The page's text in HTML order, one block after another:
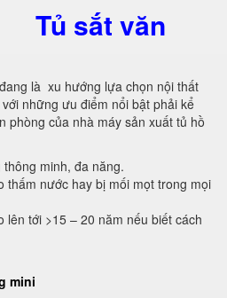
Tủ sắt văn
là xu hướng lựa chọn nội thất
những ưu điểm nổi bật phải kể
phòng của nhà máy sản xuất tủ hồ
minh, đa năng.
thấm nước hay bị mối mọt trong mọi
lên tới >15 – 20 năm nếu biết cách
mini